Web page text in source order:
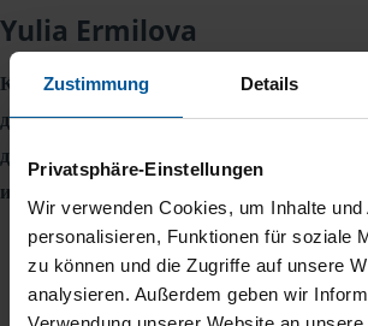
Zustimmung Details
Privatsphäre-Einstellungen
Wir verwenden Cookies, um Inhalte und
personalisieren, Funktionen für soziale
zu können und die Zugriffe auf unsere
analysieren. Außerdem geben wir
Yulia Ermilova
Консультации на немецком и русском
доходы физических лиц, оформление и
декларации
и решение вопросов с налоговым